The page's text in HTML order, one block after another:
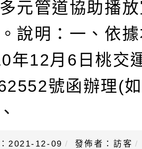
元管道協助播
說明：一、依
年12月6日桃交
號函辦理(
2021-12-09 發佈者：訪客